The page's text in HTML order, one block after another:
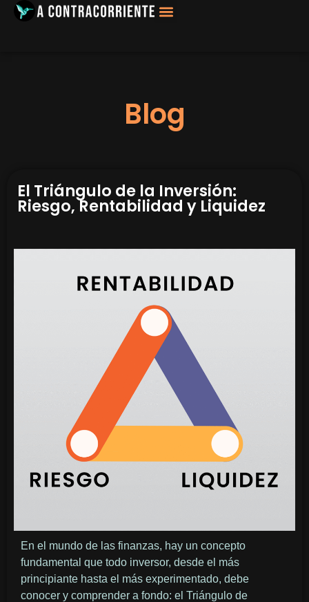
Blog
El Triángulo de la Inversión:
Riesgo, Rentabilidad y Liquidez
En el mundo de las finanzas, hay un concepto
fundamental que todo inversor, desde el más
principiante hasta el más experimentado, debe
conocer y comprender a fondo: el Triángulo de